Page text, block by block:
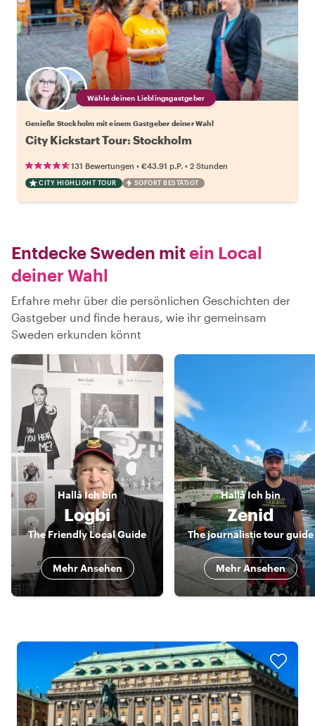
Wähle deinen Lieblingsgastgeber
Genieße Stockholm mit einem Gastgeber deiner Wahl
City Kickstart Tour: Stockholm
131 Bewertungen • €43.91 p.P. • 2 Stunden
CITY HIGHLIGHT TOUR SOFORT BESTÄTIGT
Entdecke Sweden mitein Local
deiner Wahl
Erfahre mehr über die persönlichen Geschichten der
Gastgeber und finde heraus, wie ihr gemeinsam
Sweden erkunden könnt
HallåIch bin
Logbi
The Friendly Local Guide
Mehr Ansehen
HallåIch bin
Zenid
The journalistic tour guide
Mehr Ansehen